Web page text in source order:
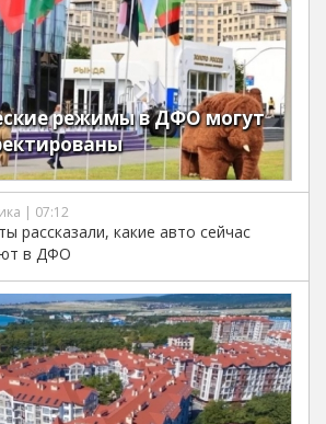
режимы в ДФО могут
| 07:12
рассказали, какие авто сейчас
в ДФО